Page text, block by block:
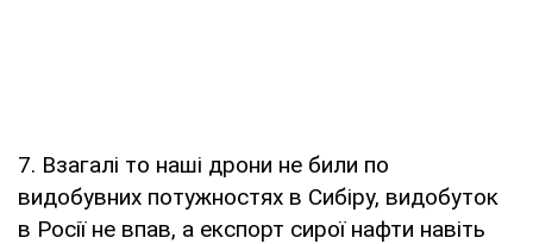
7. Взагалі то наші дрони не били по
видобувних потужностях в Сибіру, видобуток
в Росії не впав, а експорт сирої нафти навіть